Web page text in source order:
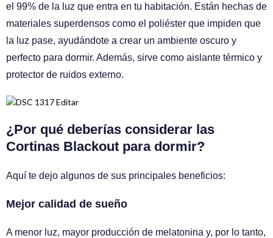
el 99% de la luz que entra en tu habitación. Están hechas de
materiales superdensos como el poliéster que impiden que
la luz pase, ayudándote a crear un ambiente oscuro y
perfecto para dormir. Además, sirve como aislante térmico y
protector de ruidos externo.
¿Por qué deberías considerar las
Cortinas Blackout para dormir?
Aquí te dejo algunos de sus principales beneficios:
Mejor calidad de sueño
A menor luz, mayor producción de melatonina y, por lo tanto,